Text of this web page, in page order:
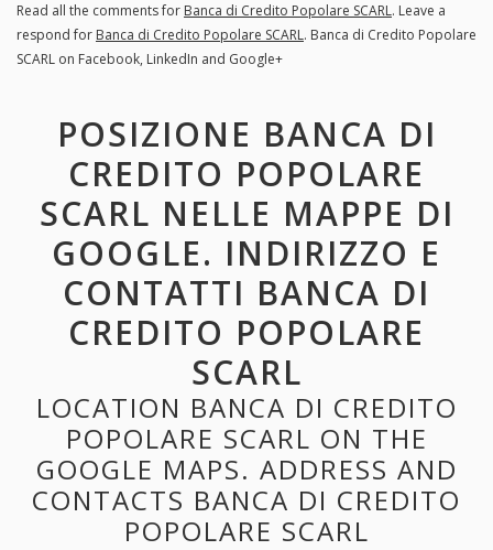
Read all the comments for Banca di Credito Popolare SCARL. Leave a
respond for Banca di Credito Popolare SCARL. Banca di Credito Popolare
SCARL on Facebook, LinkedIn and Google+
POSIZIONE BANCA DI
CREDITO POPOLARE
SCARL NELLE MAPPE DI
GOOGLE. INDIRIZZO E
CONTATTI BANCA DI
CREDITO POPOLARE
SCARL
LOCATION BANCA DI CREDITO
POPOLARE SCARL ON THE
GOOGLE MAPS. ADDRESS AND
CONTACTS BANCA DI CREDITO
POPOLARE SCARL